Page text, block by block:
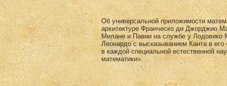
Об универсальной приложимости
архитектуре Франческо ди Джорджио
Милане и Павии на службе у Лодовико
Леонардо с высказыванием Канта в
в каждой специальной естественной
математики».